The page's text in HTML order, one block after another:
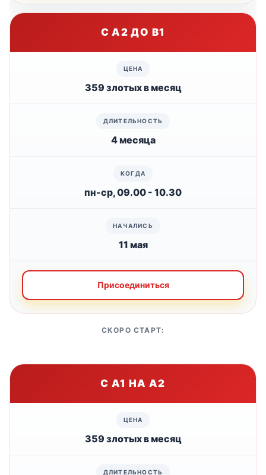
С A2 ДО B1
359 злотых в месяц
4 месяца
пн-ср, 09.00 - 10.30
11 мая
Присоединиться
СКОРО СТАРТ:
С А1 НА А2
359 злотых в месяц